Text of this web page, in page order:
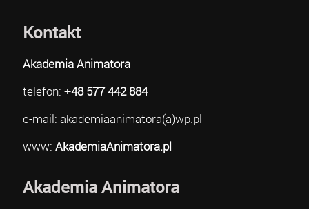
Kontakt
Akademia Animatora
telefon: +48 577 442 884
e-mail: akademiaanimatora(a)wp.pl
www: AkademiaAnimatora.pl
Akademia Animatora